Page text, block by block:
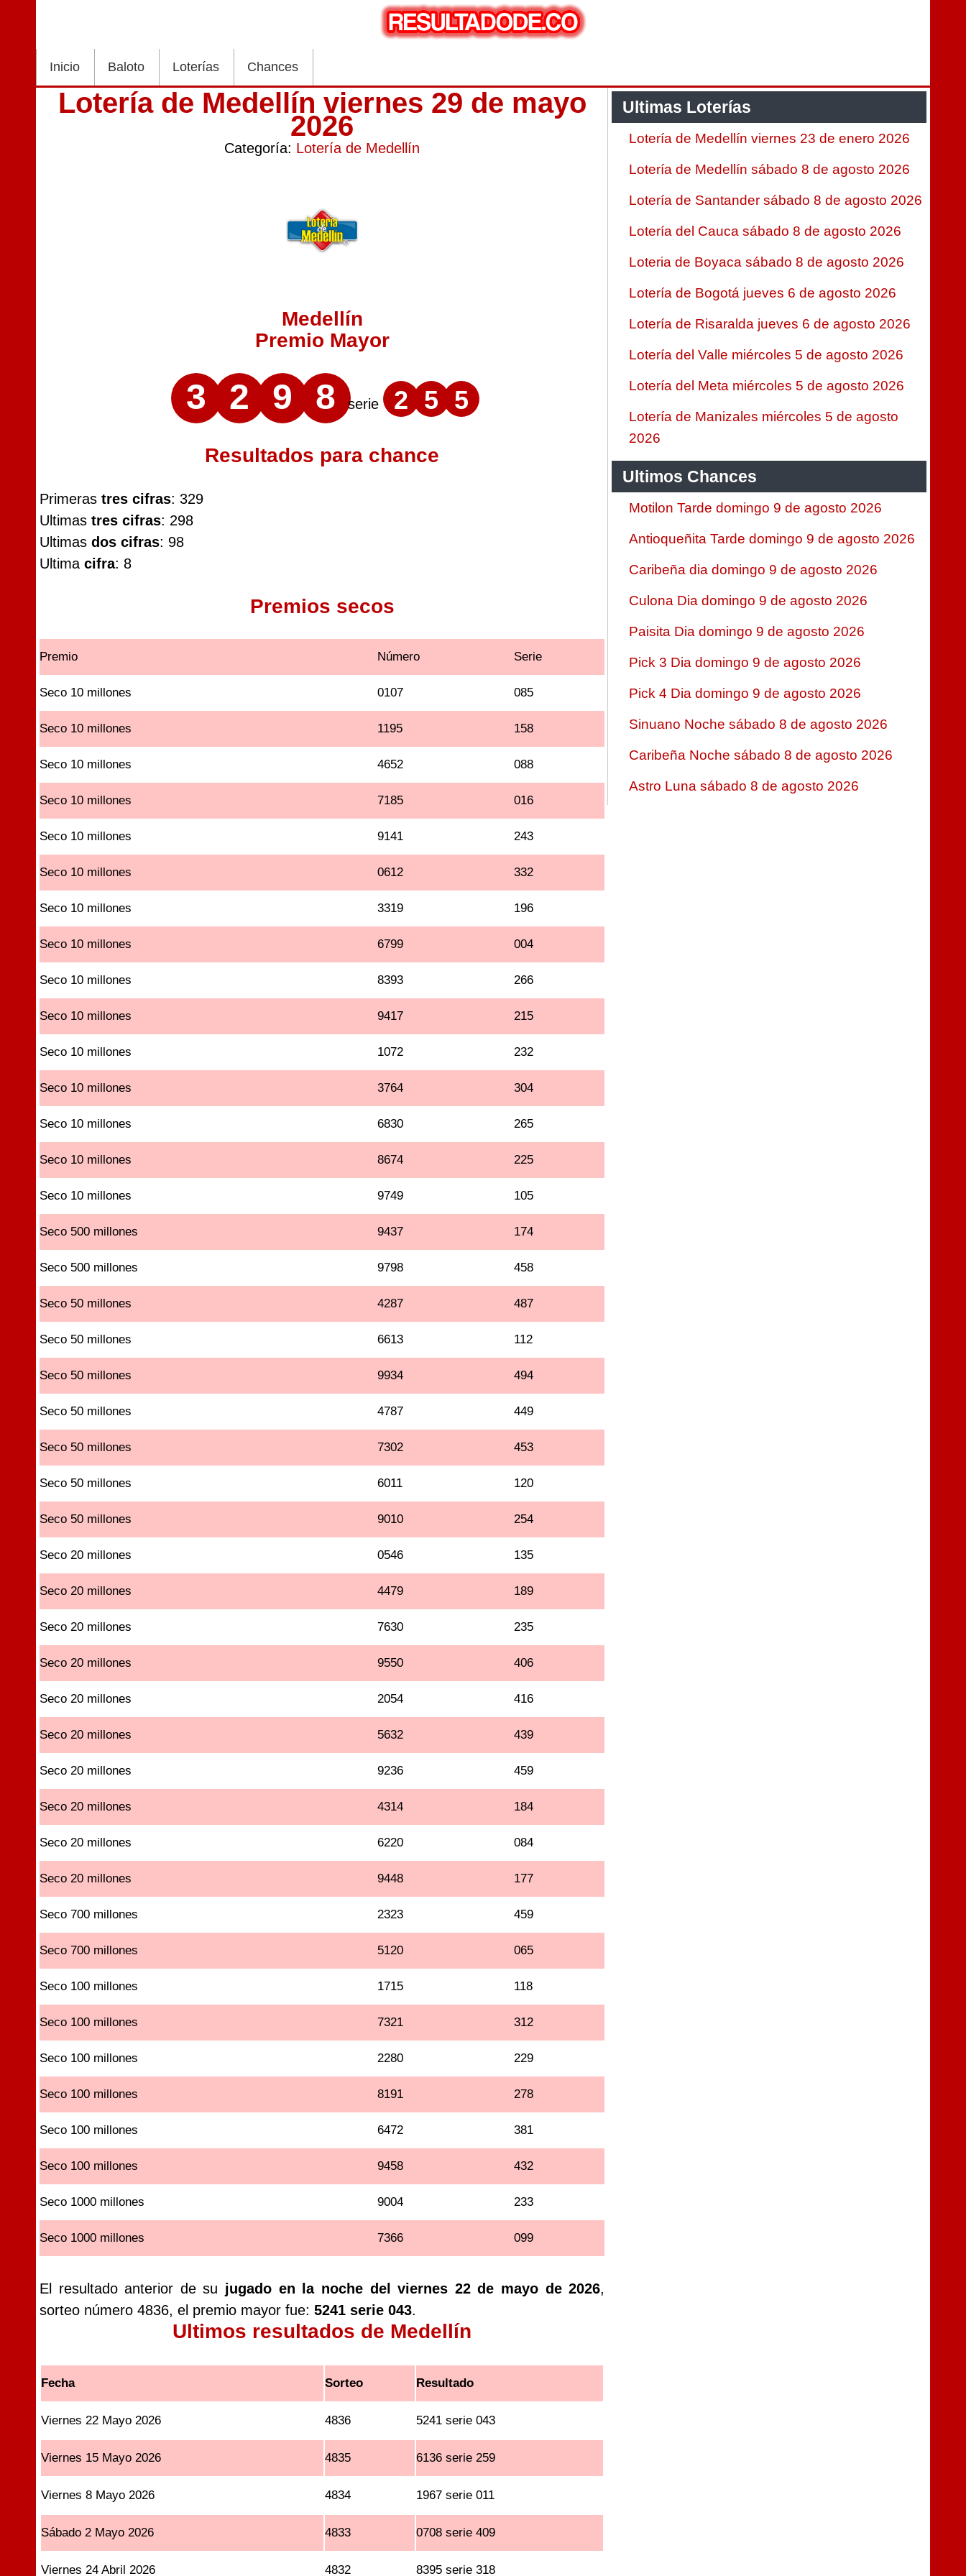
Inicio Baloto Loterías Chances
Lotería de Medellín viernes 29 de mayo
2026
Categoría: Lotería de Medellín
Medellín
Premio Mayor
3 2 9 8 serie 2 5 5
Resultados para chance
Primeras tres cifras: 329
Ultimas tres cifras: 298
Ultimas dos cifras: 98
Ultima cifra: 8
Premios secos
Premio Número Serie
Seco 10 millones 0107 085
Seco 10 millones 1195 158
Seco 10 millones 4652 088
Seco 10 millones 7185 016
Seco 10 millones 9141 243
Seco 10 millones 0612 332
Seco 10 millones 3319 196
Seco 10 millones 6799 004
Seco 10 millones 8393 266
Seco 10 millones 9417 215
Seco 10 millones 1072 232
Seco 10 millones 3764 304
Seco 10 millones 6830 265
Seco 10 millones 8674 225
Seco 10 millones 9749 105
Seco 500 millones 9437 174
Seco 500 millones 9798 458
Seco 50 millones 4287 487
Seco 50 millones 6613 112
Seco 50 millones 9934 494
Seco 50 millones 4787 449
Seco 50 millones 7302 453
Seco 50 millones 6011 120
Seco 50 millones 9010 254
Seco 20 millones 0546 135
Seco 20 millones 4479 189
Seco 20 millones 7630 235
Seco 20 millones 9550 406
Seco 20 millones 2054 416
Seco 20 millones 5632 439
Seco 20 millones 9236 459
Seco 20 millones 4314 184
Seco 20 millones 6220 084
Seco 20 millones 9448 177
Seco 700 millones 2323 459
Seco 700 millones 5120 065
Seco 100 millones 1715 118
Seco 100 millones 7321 312
Seco 100 millones 2280 229
Seco 100 millones 8191 278
Seco 100 millones 6472 381
Seco 100 millones 9458 432
Seco 1000 millones 9004 233
Seco 1000 millones 7366 099
El resultado anterior de su jugado en la noche del viernes 22 de mayo de 2026,
sorteo número 4836, el premio mayor fue: 5241 serie 043.
Ultimos resultados de Medellín
Fecha Sorteo Resultado
Viernes 22 Mayo 2026 4836 5241 serie 043
Viernes 15 Mayo 2026 4835 6136 serie 259
Viernes 8 Mayo 2026 4834 1967 serie 011
Sábado 2 Mayo 2026 4833 0708 serie 409
Viernes 24 Abril 2026 4832 8395 serie 318
Ultimas Loterías
Lotería de Medellín viernes 23 de enero 2026
Lotería de Medellín sábado 8 de agosto 2026
Lotería de Santander sábado 8 de agosto 2026
Lotería del Cauca sábado 8 de agosto 2026
Loteria de Boyaca sábado 8 de agosto 2026
Lotería de Bogotá jueves 6 de agosto 2026
Lotería de Risaralda jueves 6 de agosto 2026
Lotería del Valle miércoles 5 de agosto 2026
Lotería del Meta miércoles 5 de agosto 2026
Lotería de Manizales miércoles 5 de agosto
2026
Ultimos Chances
Motilon Tarde domingo 9 de agosto 2026
Antioqueñita Tarde domingo 9 de agosto 2026
Caribeña dia domingo 9 de agosto 2026
Culona Dia domingo 9 de agosto 2026
Paisita Dia domingo 9 de agosto 2026
Pick 3 Dia domingo 9 de agosto 2026
Pick 4 Dia domingo 9 de agosto 2026
Sinuano Noche sábado 8 de agosto 2026
Caribeña Noche sábado 8 de agosto 2026
Astro Luna sábado 8 de agosto 2026